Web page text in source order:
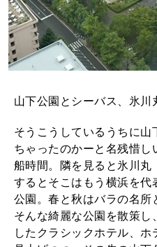
山下公園とシーバス、氷川
そうこうしているうちに山
ちゃったのかーと名残惜
船時間。隣を見ると氷川丸
するとそこはもう横浜を代
公園。春と秋はバラの名所
そんな綺麗な公園を散策し
したクラシックホテル、